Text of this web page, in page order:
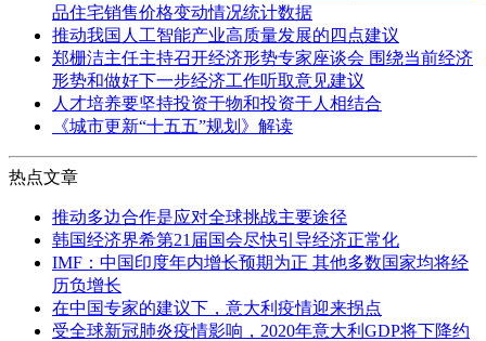
品住宅销售价格变动情况统计数据
推动我国人工智能产业高质量发展的四点建议
郑栅洁主任主持召开经济形势专家座谈会 围绕当前经济
形势和做好下一步经济工作听取意见建议
人才培养要坚持投资于物和投资于人相结合
《城市更新“十五五”规划》解读
热点文章
推动多边合作是应对全球挑战主要途径
韩国经济界希第21届国会尽快引导经济正常化
IMF：中国印度年内增长预期为正 其他多数国家均将经
历负增长
在中国专家的建议下，意大利疫情迎来拐点
受全球新冠肺炎疫情影响，2020年意大利GDP将下降约